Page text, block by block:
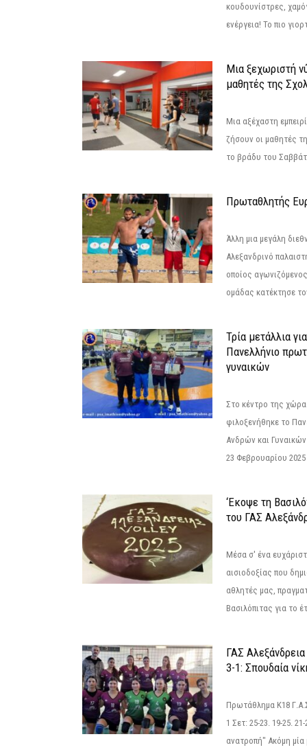
κουδουνίστρες,
ενέργεια! Το πιο
Μια ξεχωριστή
μαθητές της
Μια αξέχαστη
ζήσουν οι μαθητές
το βράδυ του
Πρωταθλητής
Άλλη μια μεγάλη
Αλεξανδρινό
οποίος
ομάδας κατέκτησε
Τρία μετάλλια
Πανελλήνιο
γυναικών
Στο κέντρο της
φιλοξενήθηκε το
Ανδρών και
23 Φεβρουαρίου
‘Εκοψε τη
του ΓΑΣ
Μέσα σ' ένα
αισιοδοξίας που
αθλητές μας,
Βασιλόπιτας για το
ΓΑΣ
3-1: Σπουδαία
Πρωτάθλημα Κ18
1 Σετ: 25-23. 19-25.
ανατροπή" Ακόμη μία